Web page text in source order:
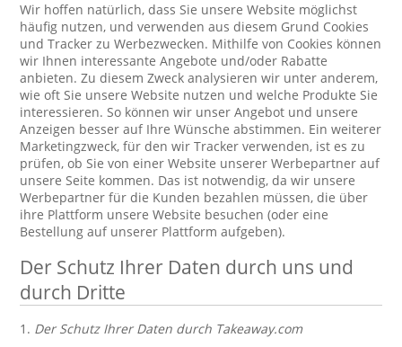
Wir hoffen natürlich, dass Sie unsere Website möglichst
häufig nutzen, und verwenden aus diesem Grund Cookies
und Tracker zu Werbezwecken. Mithilfe von Cookies können
wir Ihnen interessante Angebote und/oder Rabatte
anbieten. Zu diesem Zweck analysieren wir unter anderem,
wie oft Sie unsere Website nutzen und welche Produkte Sie
interessieren. So können wir unser Angebot und unsere
Anzeigen besser auf Ihre Wünsche abstimmen. Ein weiterer
Marketingzweck, für den wir Tracker verwenden, ist es zu
prüfen, ob Sie von einer Website unserer Werbepartner auf
unsere Seite kommen. Das ist notwendig, da wir unsere
Werbepartner für die Kunden bezahlen müssen, die über
ihre Plattform unsere Website besuchen (oder eine
Bestellung auf unserer Plattform aufgeben).
Der Schutz Ihrer Daten durch uns und
durch Dritte
1. Der Schutz Ihrer Daten durch Takeaway.com